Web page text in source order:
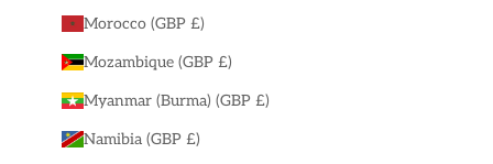
Morocco (GBP £)
Mozambique (GBP £)
Myanmar (Burma) (GBP £)
Namibia (GBP £)